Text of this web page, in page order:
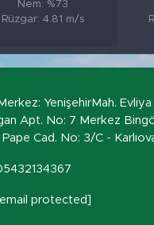
Nem: %73
Rüzgar: 4.81 m/s
Merkez: YenişehirMah.
Apt. No: 7 Merkez
Pape Cad. No: 3/C -
[email protected]